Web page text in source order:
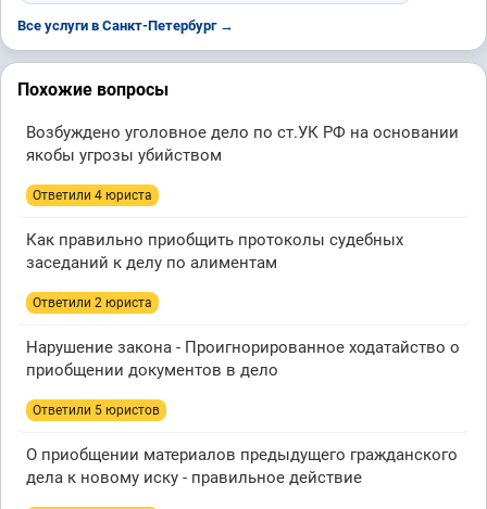
Все услуги в Санкт-Петербург →
Похожие вопросы
Возбуждено уголовное дело по ст.УК РФ на основании
якобы угрозы убийством
Ответили 4 юристa
Как правильно приобщить протоколы судебных
заседаний к делу по алиментам
Ответили 2 юристa
Нарушение закона - Проигнорированное ходатайство о
приобщении документов в дело
Ответили 5 юристов
О приобщении материалов предыдущего гражданского
дела к новому иску - правильное действие